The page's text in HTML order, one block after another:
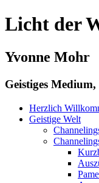
Licht der
Yvonne Mohr
Geistiges
Herzlich
Geistige Welt